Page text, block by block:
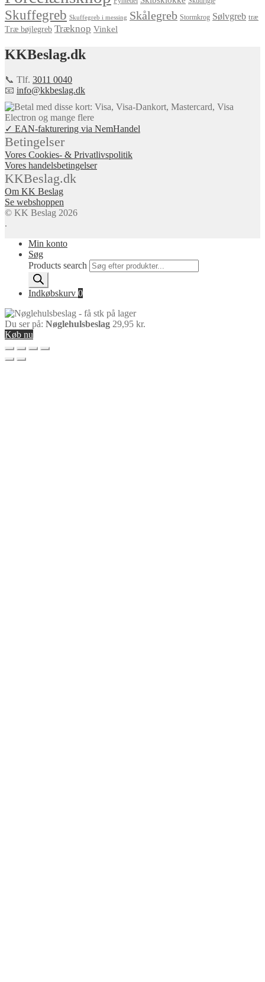
Skuffegreb Skuffegreb i messing Skålegreb Stormkrog Sølvgreb træ
Træ bøjlegreb Træknop Vinkel
KKBeslag.dk
📞 Tlf. 3011 0040
📧 info@kkbeslag.dk
✓ EAN-fakturering via NemHandel
Betingelser
Vores Cookies- & Privatlivspolitik
Vores handelsbetingelser
KKBeslag.dk
Om KK Beslag
Se webshoppen
© KK Beslag 2026
.
Min konto
Søg
Products search
Indkøbskurv 0
Du ser på: Nøglehulsbeslag 29,95 kr.
Køb nu